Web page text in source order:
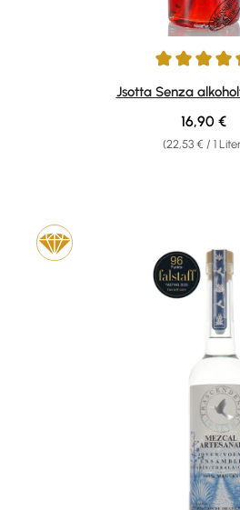
Durchschnittliche Bewertung von
Jsotta Senza
(22,53 € / 1
Regulärer
16,90 €